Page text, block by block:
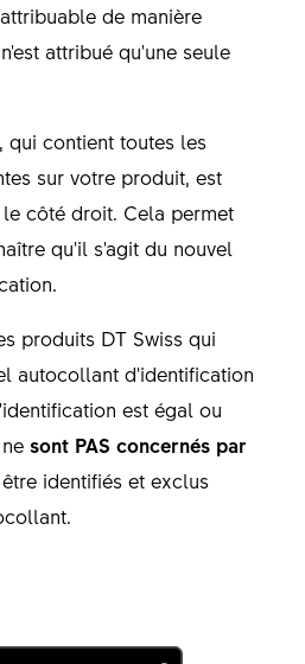
de manière
attribué qu'une seule
qui contient toutes les
sur votre produit, est
côté droit. Cela permet
qu'il s'agit du nouvel
produits DT Swiss qui
autocollant d'identification
est égal ou
sont PAS concernés par
identifiés et exclus